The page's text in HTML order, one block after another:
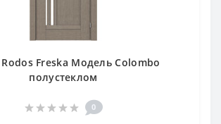
Freska Модель Colombo
полустеклом
0